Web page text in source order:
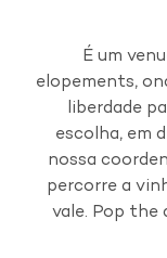
É um
elopements,
liberdade
escolha, em
nossa
percorre a
vale. Pop the